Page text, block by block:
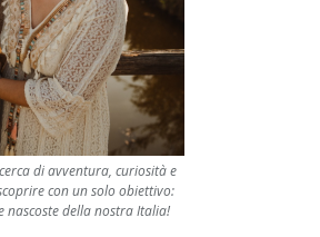
di avventura, curiosità e
con un solo obiettivo:
nascoste della nostra Italia!